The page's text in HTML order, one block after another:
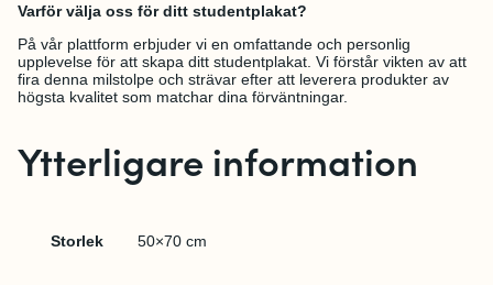
Varför välja oss för ditt studentplakat?
På vår plattform erbjuder vi en omfattande och personlig
upplevelse för att skapa ditt studentplakat. Vi förstår vikten av att
fira denna milstolpe och strävar efter att leverera produkter av
högsta kvalitet som matchar dina förväntningar.
Ytterligare information
Storlek 50×70 cm